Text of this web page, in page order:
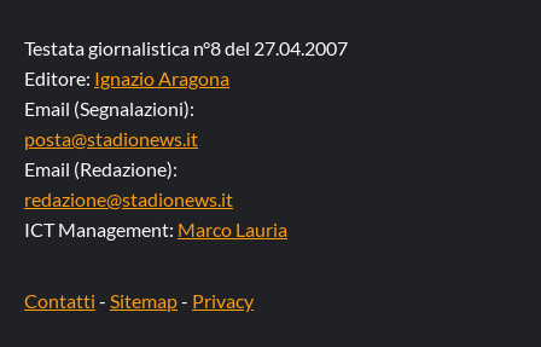
Testata giornalistica n°8 del 27.04.2007
Editore: Ignazio Aragona
Email (Segnalazioni):
posta@stadionews.it
Email (Redazione):
redazione@stadionews.it
ICT Management: Marco Lauria
Contatti - Sitemap- Privacy